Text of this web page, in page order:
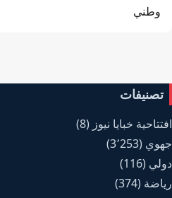
وطني
تصنيفات
افتتاحية خبايا نيوز (8)
جهوي (3٬253)
دولي (116)
رياضة (374)